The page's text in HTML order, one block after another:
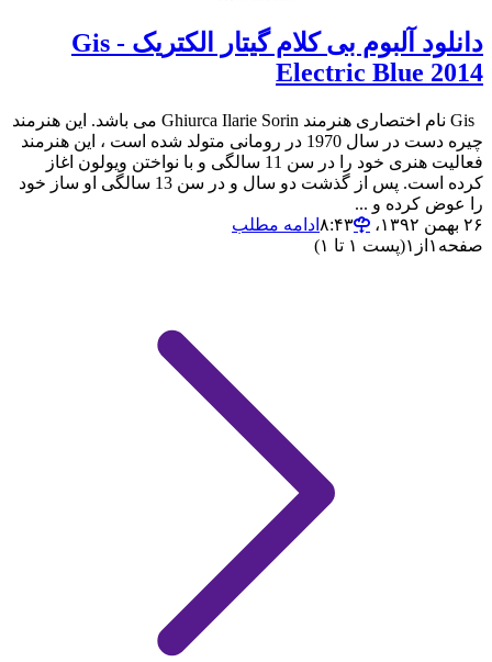
دانلود آلبوم بی کلام گیتار الکتریک Gis -
Electric Blue 2014
Gis نام اختصاری هنرمند Ghiurca Ilarie Sorin می باشد. این هنرمند
چیره دست در سال 1970 در رومانی متولد شده است ، این هنرمند
فعالیت هنری خود را در سن 11 سالگی و با نواختن ویولون اغاز
کرده است. پس از گذشت دو سال و در سن 13 سالگی او ساز خود
را عوض کرده و ...
۲۶ بهمن ۱۳۹۲،‏ ۸:۴۳
ادامه مطلب
صفحه ۱ از ۱(پست ۱ تا ۱)